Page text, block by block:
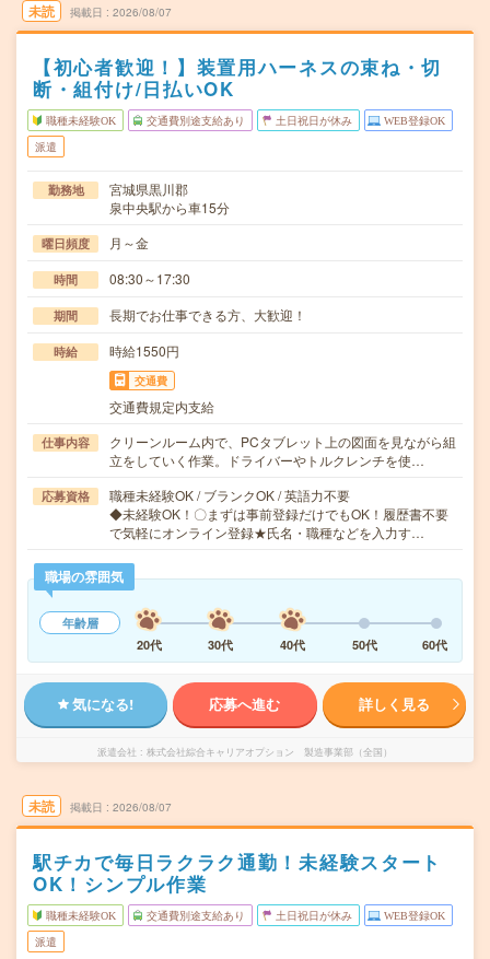
未読 掲載日 2026/08/07
【初心者歓迎！】装置用ハーネスの束ね・切
断・組付け/日払いOK
職種未経験OK 交通費別途支給あり 土日祝日が休み WEB登録OK
派遣
勤務地
宮城県黒川郡
泉中央駅から車15分
曜日頻度 月～金
時間 08:30～17:30
期間 長期でお仕事できる方、大歓迎！
時給 時給1550円
交通費
交通費規定内支給
仕事内容
クリーンルーム内で、PCタブレット上の図面を見ながら組
立をしていく作業。ドライバーやトルクレンチを使…
応募資格
職種未経験OK / ブランクOK / 英語力不要
◆未経験OK！〇まずは事前登録だけでもOK！履歴書不要
で気軽にオンライン登録★氏名・職種などを入力す…
職場の雰囲気
年齢層
20代
30代 40代 50代 60代
気になる! 応募へ進む 詳しく見る
派遣会社 株式会社綜合キャリアオプション 製造事業部（全国）
未読 掲載日 2026/08/07
駅チカで毎日ラクラク通勤！未経験スタート
OK！シンプル作業
職種未経験OK 交通費別途支給あり 土日祝日が休み WEB登録OK
派遣